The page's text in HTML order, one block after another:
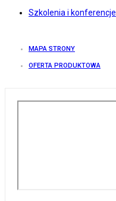
Szkolenia i konferencje
MAPA STRONY
OFERTA PRODUKTOWA